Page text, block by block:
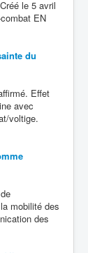
le 5 avril
combat EN
du
Effet
avec
/voltige.
mobilité des
des